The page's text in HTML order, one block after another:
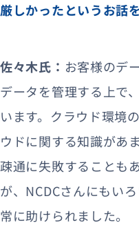
厳しかったというお話
佐々木氏： お客様のデ
データを管理する上で
います。クラウド環境
ウドに関する知識があ
疎通に失敗することも
が、NCDCさんにもい
常に助けられました。